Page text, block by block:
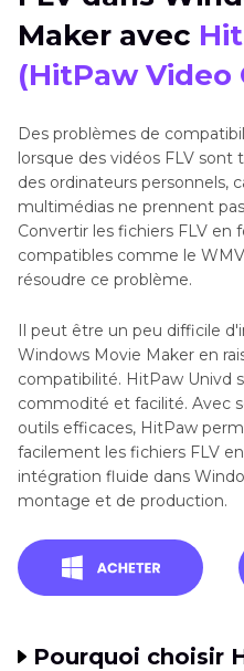
Importer des Fichiers
Maker
Conclusion
Maker avec
(HitPaw Video
Des problèmes de
lorsque des vidéos FLV
des ordinateurs personnels,
multimédias ne prennent
Convertir les fichiers FLV
compatibles comme le
résoudre ce problème.
Il peut être un peu difficile
Windows Movie Maker en
compatibilité. HitPaw Univd
commodité et facilité. Avec
outils efficaces, HitPaw
facilement les fichiers FLV
intégration fluide dans
montage et de production.
Pourquoi choisir